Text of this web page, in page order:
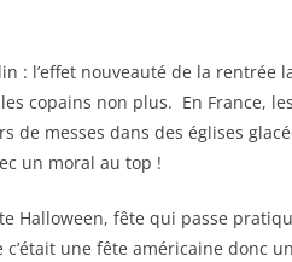
: l’effet nouveauté de la rentrée
copains non plus. En France,
de messes dans des églises
un moral au top !
Halloween, fête qui passe
une fête américaine donc